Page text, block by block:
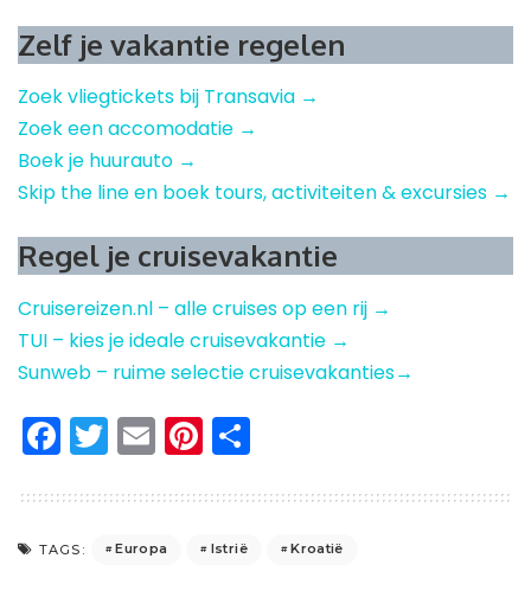
Zelf je vakantie regelen
Zoek vliegtickets bij Transavia →
Zoek een accomodatie →
Boek je huurauto →
Skip the line en boek tours, activiteiten & excursies →
Regel je cruisevakantie
Cruisereizen.nl – alle cruises op een rij →
TUI – kies je ideale cruisevakantie →
Sunweb – ruime selectie cruisevakanties→
Facebook
Twitter
EmailPinterest
TAGS: Europa Istrië Kroatië